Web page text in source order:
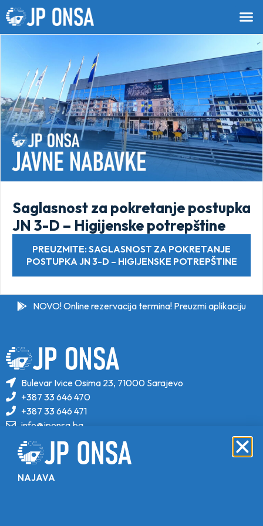
Saglasnost za pokretanje postupka
JN 3-D – Higijenske potrepštine
PREUZMITE: SAGLASNOST ZA POKRETANJE
POSTUPKA JN 3-D – HIGIJENSKE POTREPŠTINE
NOVO! Online rezervacija termina! Preuzmi aplikaciju
Bulevar Ivice Osima 23, 71000 Sarajevo
+387 33 646 470
+387 33 646 471
info@jponsa.ba
©Copyright 2024. All Rights Reserved.
Design, Development & Maintenance By
NAJAVA